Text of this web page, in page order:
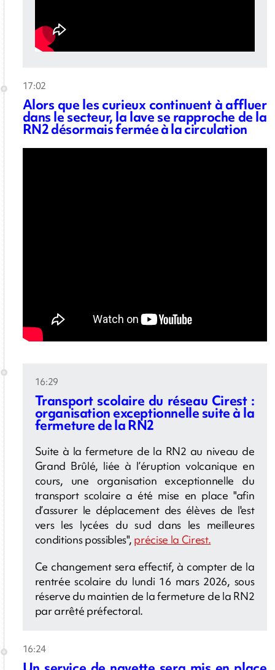
17:02
Alors que les curieux continuent à affluer
dans le secteur, la lave se rapproche de la
RN2 désormais fermée à la circulation
16:29
Transport scolaire du réseau Cirest :
organisation exceptionnelle suite à la
fermeture de la RN2
Suite à la fermeture de la RN2 au niveau de
Grand Brûlé, liée à l’éruption volcanique en
cours, une organisation exceptionnelle du
transport scolaire a été mise en place "afin
d’assurer le déplacement des élèves de l'est
vers les lycées du sud dans les meilleures
conditions possibles", précise la Cirest.
Ce changement sera effectif, à compter de la
rentrée scolaire du lundi 16 mars 2026, sous
réserve du maintien de la fermeture de la RN2
par arrêté préfectoral.
16:24